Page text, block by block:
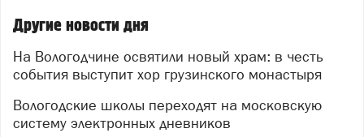
Другие новости дня
На Вологодчине освятили новый храм: в честь
события выступит хор грузинского монастыря
Вологодские школы переходят на московскую
систему электронных дневников